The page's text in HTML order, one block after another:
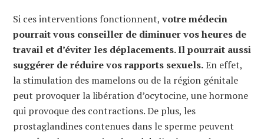
Si ces interventions fonctionnent, votre médecin
pourrait vous conseiller de diminuer vos heures de
travail et d’éviter les déplacements. Il pourrait aussi
suggérer de réduire vos rapports sexuels.En effet,
la stimulation des mamelons ou de la région génitale
peut provoquer la libération d’ocytocine, une hormone
qui provoque des contractions. De plus, les
prostaglandines contenues dans le sperme peuvent